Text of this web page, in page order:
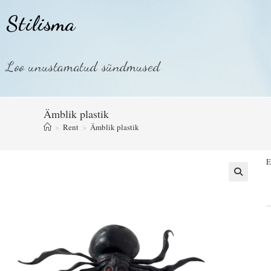
Stilisma
Loo unustamatud sündmused
Ämblik plastik
> Rent > Ämblik plastik